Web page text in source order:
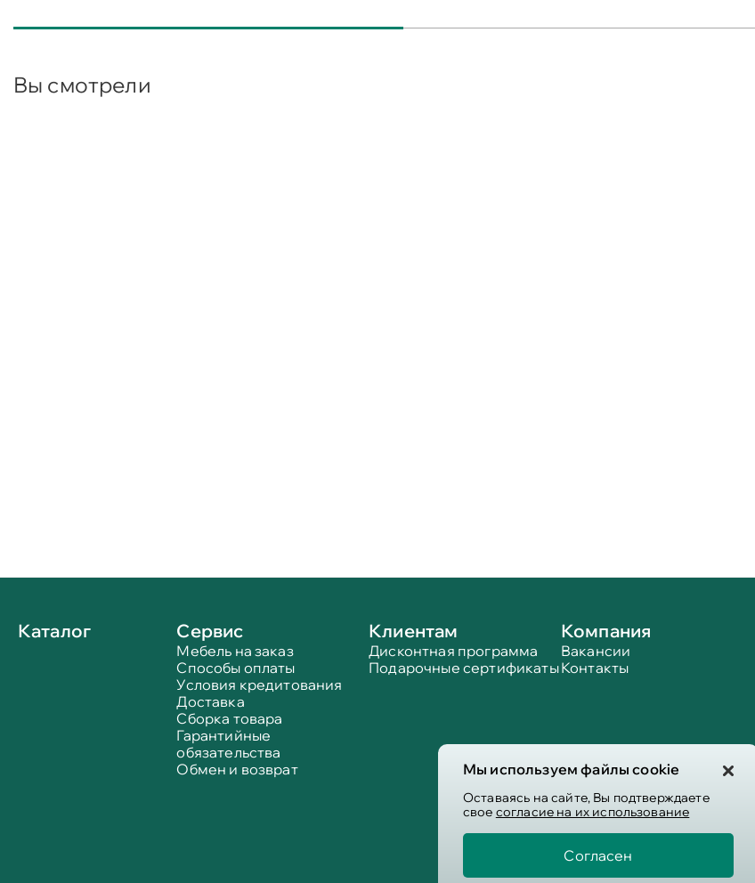
Мы используем файлы cookie
Оставаясь на сайте, Вы подтверждаете
свое согласие на их использование
Согласен
Вы смотрели
Каталог Сервис
Мебель на заказ
Способы оплаты
Условия кредитования
Доставка
Сборка товара
Гарантийные
обязательства
Обмен и возврат
Клиентам
Дисконтная программа
Подарочные сертификаты
Компания
Вакансии
Контакты